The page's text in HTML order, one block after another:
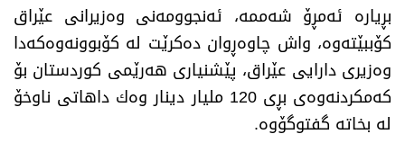
بڕیارە ئەمڕۆ شەممە، ئەنجوومەنی وەزیرانی عێراق
كۆببێتەوە، واش چاوەڕوان دەکرێت لە كۆبوونەوەكەدا
وەزیری دارایی عێراق، پێشنیاری هەرێمی كوردستان بۆ
كەمكردنەوەی بڕی 120 ملیار دینار وەك داهاتی ناوخۆ
لە بخاتە گفتوگۆوە.